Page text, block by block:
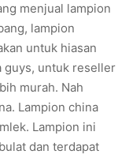
menjual lampion
lampion
untuk hiasan
guys, untuk reseller
murah. Nah
Lampion china
Lampion ini
dan terdapat